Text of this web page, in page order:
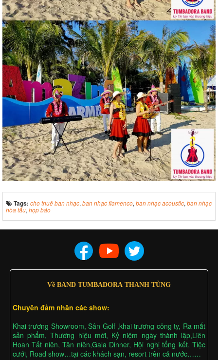
Tags: cho thuê ban nhạc, ban nhạc flamenco, ban nhạc acoustic, ban nhạc
hòa tấu, họp báo
Về BAND TUMBADORA THANH TÙNG
Chuyên đảm nhân các show:
Khai trương Showroom, Sân Golf ,khai trương công ty, Ra mắt
sản phẩm, Thương hiệu mới, Kỷ niệm ngày thành lập,Liên
Hoan Tất niên, Tân niên,Gala Dinner, Hội nghị tổng kết, Tiệc
cưới, Road show…tại các khách sạn, resort trên cả nước……